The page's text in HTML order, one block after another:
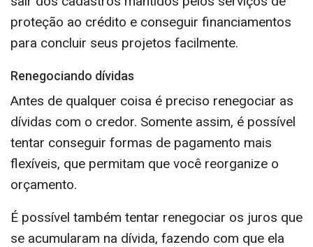
proteção ao crédito e conseguir financiamentos
para concluir seus projetos facilmente.
Renegociando dívidas
Antes de qualquer coisa é preciso renegociar as
dívidas com o credor. Somente assim, é possível
tentar conseguir formas de pagamento mais
flexíveis, que permitam que você reorganize o
orçamento.
É possível também tentar renegociar os juros que
se acumularam na dívida, fazendo com que ela